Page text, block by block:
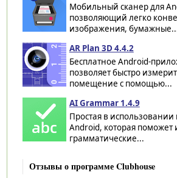
Мобильный сканер для
позволяющий легко
изображения,
AR Plan 3D 4.4.2
Бесплатное Android-
позволяет быстро
помещение с помощью...
AI Grammar 1.4.9
Простая в
Android, которая поможет
грамматические...
Отзывы о программе Clubhouse